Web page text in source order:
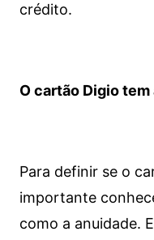
crédito.
O cartão Digio tem
Para definir se o
importante
como a anuidade.